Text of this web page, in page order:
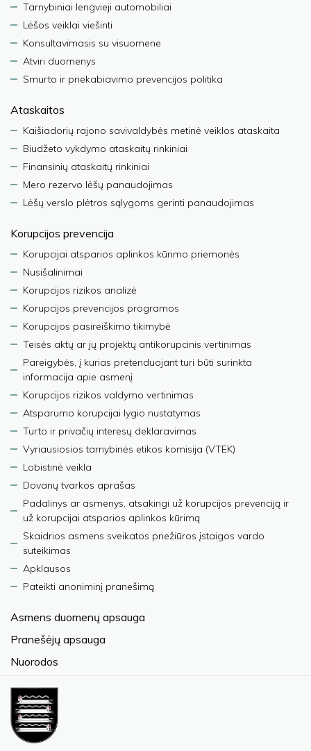
Tarnybiniai lengvieji automobiliai
Lėšos veiklai viešinti
Konsultavimasis su visuomene
Atviri duomenys
Smurto ir priekabiavimo prevencijos politika
Ataskaitos
Kaišiadorių rajono savivaldybės metinė veiklos ataskaita
Biudžeto vykdymo ataskaitų rinkiniai
Finansinių ataskaitų rinkiniai
Mero rezervo lėšų panaudojimas
Lėšų verslo plėtros sąlygoms gerinti panaudojimas
Korupcijos prevencija
Korupcijai atsparios aplinkos kūrimo priemonės
Nusišalinimai
Korupcijos rizikos analizė
Korupcijos prevencijos programos
Korupcijos pasireiškimo tikimybė
Teisės aktų ar jų projektų antikorupcinis vertinimas
Pareigybės, į kurias pretenduojant turi būti surinkta
informacija apie asmenį
Korupcijos rizikos valdymo vertinimas
Atsparumo korupcijai lygio nustatymas
Turto ir privačių interesų deklaravimas
Vyriausiosios tarnybinės etikos komisija (VTEK)
Lobistinė veikla
Dovanų tvarkos aprašas
Padalinys ar asmenys, atsakingi už korupcijos prevenciją ir
už korupcijai atsparios aplinkos kūrimą
Skaidrios asmens sveikatos priežiūros įstaigos vardo
suteikimas
Apklausos
Pateikti anoniminį pranešimą
Asmens duomenų apsauga
Pranešėjų apsauga
Nuorodos